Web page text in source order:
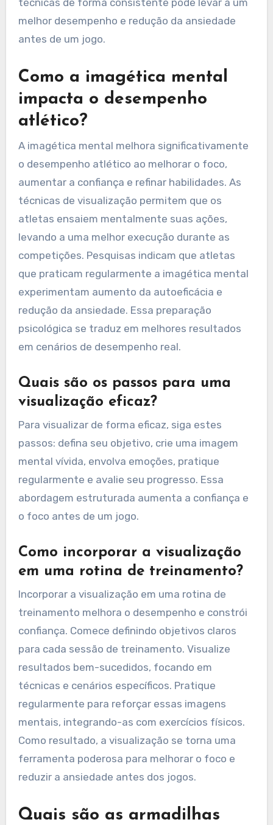
técnicas de forma consistente pode levar a um
melhor desempenho e redução da ansiedade
antes de um jogo.
Como a imagética mental
impacta o desempenho
atlético?
A imagética mental melhora significativamente
o desempenho atlético ao melhorar o foco,
aumentar a confiança e refinar habilidades. As
técnicas de visualização permitem que os
atletas ensaiem mentalmente suas ações,
levando a uma melhor execução durante as
competições. Pesquisas indicam que atletas
que praticam regularmente a imagética mental
experimentam aumento da autoeficácia e
redução da ansiedade. Essa preparação
psicológica se traduz em melhores resultados
em cenários de desempenho real.
Quais são os passos para uma
visualização eficaz?
Para visualizar de forma eficaz, siga estes
passos: defina seu objetivo, crie uma imagem
mental vívida, envolva emoções, pratique
regularmente e avalie seu progresso. Essa
abordagem estruturada aumenta a confiança e
o foco antes de um jogo.
Como incorporar a visualização
em uma rotina de treinamento?
Incorporar a visualização em uma rotina de
treinamento melhora o desempenho e constrói
confiança. Comece definindo objetivos claros
para cada sessão de treinamento. Visualize
resultados bem-sucedidos, focando em
técnicas e cenários específicos. Pratique
regularmente para reforçar essas imagens
mentais, integrando-as com exercícios físicos.
Como resultado, a visualização se torna uma
ferramenta poderosa para melhorar o foco e
reduzir a ansiedade antes dos jogos.
Quais são as armadilhas